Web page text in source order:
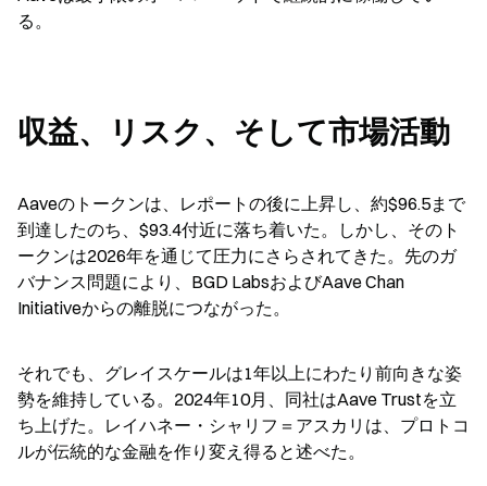
る。
収益、リスク、そして市場活動
Aaveのトークンは、レポートの後に上昇し、約$96.5まで
到達したのち、$93.4付近に落ち着いた。しかし、そのト
ークンは2026年を通じて圧力にさらされてきた。先のガ
バナンス問題により、BGD LabsおよびAave Chan
Initiativeからの離脱につながった。
それでも、グレイスケールは1年以上にわたり前向きな姿
勢を維持している。2024年10月、同社はAave Trustを立
ち上げた。レイハネー・シャリフ＝アスカリは、プロトコ
ルが伝統的な金融を作り変え得ると述べた。